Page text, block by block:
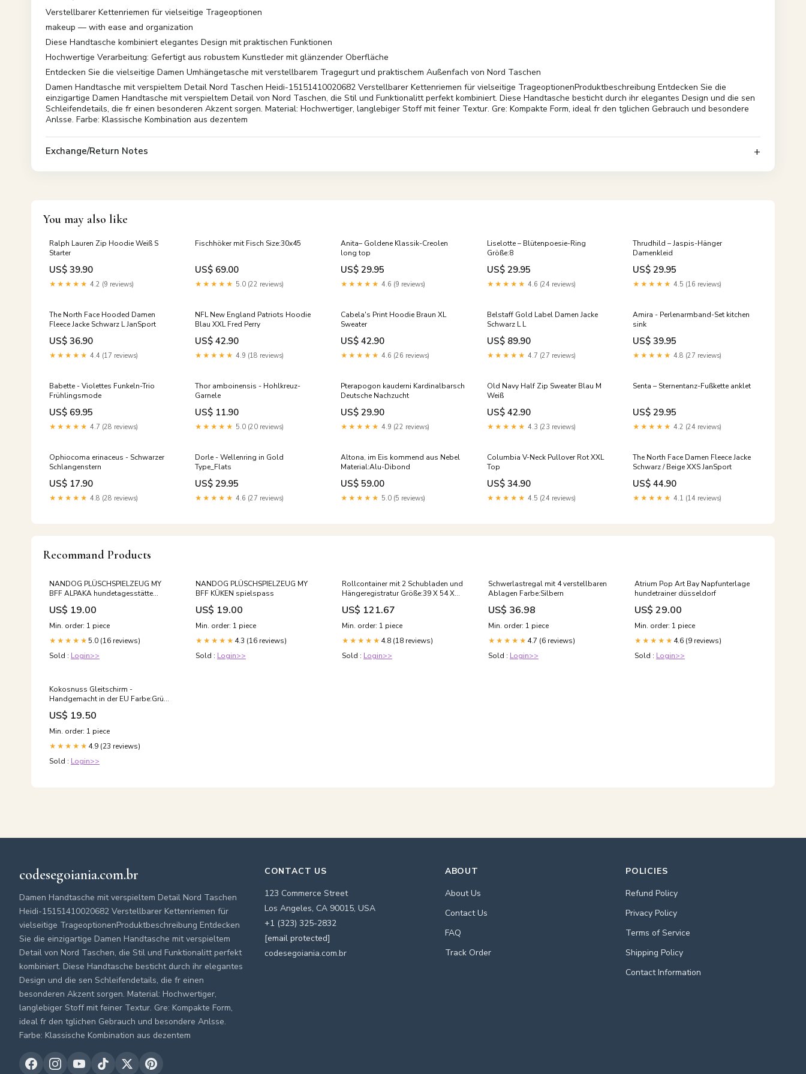
Verstellbarer Kettenriemen für vielseitige Trageoptionen
makeup — with ease and organization
Diese Handtasche kombiniert elegantes Design mit praktischen Funktionen
Hochwertige Verarbeitung: Gefertigt aus robustem Kunstleder mit glänzender Oberfläche
Entdecken Sie die vielseitige Damen Umhängetasche mit verstellbarem Tragegurt und praktischem Außenfach von Nord Taschen
Damen Handtasche mit verspieltem Detail Nord Taschen Heidi-15151410020682 Verstellbarer Kettenriemen für vielseitige TrageoptionenProduktbeschreibung Entdecken Sie die
einzigartige Damen Handtasche mit verspieltem Detail von Nord Taschen, die Stil und Funktionalitt perfekt kombiniert. Diese Handtasche besticht durch ihr elegantes Design und die sen
Schleifendetails, die fr einen besonderen Akzent sorgen. Material: Hochwertiger, langlebiger Stoff mit feiner Textur. Gre: Kompakte Form, ideal fr den tglichen Gebrauch und besondere
Anlsse. Farbe: Klassische Kombination aus dezentem
Exchange/Return Notes
You may also like
Ralph Lauren Zip Hoodie Weiß S
Starter
US$ 39.90
★★★★★ 4.2 (9 reviews)
Fischhöker mit Fisch Size:30x45
US$ 69.00
★★★★★ 5.0 (22 reviews)
Anita– Goldene Klassik-Creolen
long top
US$ 29.95
★★★★★ 4.6 (9 reviews)
Liselotte – Blütenpoesie-Ring
Größe:8
US$ 29.95
★★★★★ 4.6 (24 reviews)
Thrudhild – Jaspis-Hänger
Damenkleid
US$ 29.95
★★★★★ 4.5 (16 reviews)
The North Face Hooded Damen
Fleece Jacke Schwarz L JanSport
US$ 36.90
★★★★★ 4.4 (17 reviews)
NFL New England Patriots Hoodie
Blau XXL Fred Perry
US$ 42.90
★★★★★ 4.9 (18 reviews)
Cabela's Print Hoodie Braun XL
Sweater
US$ 42.90
★★★★★ 4.6 (26 reviews)
Belstaff Gold Label Damen Jacke
Schwarz L L
US$ 89.90
★★★★★ 4.7 (27 reviews)
Amira - Perlenarmband-Set kitchen
sink
US$ 39.95
★★★★★ 4.8 (27 reviews)
Babette - Violettes Funkeln-Trio
Frühlingsmode
US$ 69.95
★★★★★ 4.7 (28 reviews)
Thor amboinensis - Hohlkreuz-
Garnele
US$ 11.90
★★★★★ 5.0 (20 reviews)
Pterapogon kauderni Kardinalbarsch
Deutsche Nachzucht
US$ 29.90
★★★★★ 4.9 (22 reviews)
Old Navy Half Zip Sweater Blau M
Weiß
US$ 42.90
★★★★★ 4.3 (23 reviews)
Senta – Sternentanz-Fußkette anklet
US$ 29.95
★★★★★ 4.2 (24 reviews)
Ophiocoma erinaceus - Schwarzer
Schlangenstern
US$ 17.90
★★★★★ 4.8 (28 reviews)
Dorle - Wellenring in Gold
Type_Flats
US$ 29.95
★★★★★ 4.6 (27 reviews)
Altona, im Eis kommend aus Nebel
Material:Alu-Dibond
US$ 59.00
★★★★★ 5.0 (5 reviews)
Columbia V-Neck Pullover Rot XXL
Top
US$ 34.90
★★★★★ 4.5 (24 reviews)
The North Face Damen Fleece Jacke
Schwarz / Beige XXS JanSport
US$ 44.90
★★★★★ 4.1 (14 reviews)
Recommand Products
NANDOG PLÜSCHSPIELZEUG MY
BFF ALPAKA hundetagesstätte
düsseldorf
US$ 19.00
Min. order: 1 piece
★★★★★ 5.0 (16 reviews)
Sold : Login>>
NANDOG PLÜSCHSPIELZEUG MY
BFF KÜKEN spielspass
US$ 19.00
Min. order: 1 piece
★★★★★ 4.3 (16 reviews)
Sold : Login>>
Rollcontainer mit 2 Schubladen und
Hängeregistratur Größe:39 X 54 X
52 cm
US$ 121.67
Min. order: 1 piece
★★★★★ 4.8 (18 reviews)
Sold : Login>>
Schwerlastregal mit 4 verstellbaren
Ablagen Farbe:Silbern
US$ 36.98
Min. order: 1 piece
★★★★★ 4.7 (6 reviews)
Sold : Login>>
Atrium Pop Art Bay Napfunterlage
hundetrainer düsseldorf
US$ 29.00
Min. order: 1 piece
★★★★★ 4.6 (9 reviews)
Sold : Login>>
Kokosnuss Gleitschirm -
Handgemacht in der EU Farbe:Grün-
Gelb
US$ 19.50
Min. order: 1 piece
★★★★★ 4.9 (23 reviews)
Sold : Login>>
codesegoiania.com.br
Damen Handtasche mit verspieltem Detail Nord Taschen
Heidi-15151410020682 Verstellbarer Kettenriemen für
vielseitige TrageoptionenProduktbeschreibung Entdecken
Sie die einzigartige Damen Handtasche mit verspieltem
Detail von Nord Taschen, die Stil und Funktionalitt perfekt
kombiniert. Diese Handtasche besticht durch ihr elegantes
Design und die sen Schleifendetails, die fr einen
besonderen Akzent sorgen. Material: Hochwertiger,
langlebiger Stoff mit feiner Textur. Gre: Kompakte Form,
ideal fr den tglichen Gebrauch und besondere Anlsse.
Farbe: Klassische Kombination aus dezentem
CONTACT US
123 Commerce Street
Los Angeles, CA 90015, USA
+1 (323) 325-2832
[email protected]
codesegoiania.com.br
ABOUT
About Us
Contact Us
FAQ
Track Order
POLICIES
Refund Policy
Privacy Policy
Terms of Service
Shipping Policy
Contact Information